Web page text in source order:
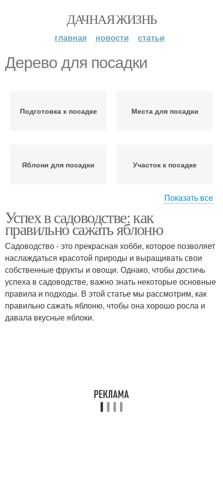
ДАЧНАЯ ЖИЗНЬ
главная новости статьи
Дерево для посадки
Подготовка к посадке Места для посадки
Яблони для посадки Участок к посадке
Сильное дерево Плодовые дерева
Показать все
Успех в садоводстве: как
правильно сажать яблоню
Садоводство - это прекрасная хобби, которое позволяет
наслаждаться красотой природы и выращивать свои
собственные фрукты и овощи. Однако, чтобы достичь
успеха в садоводстве, важно знать некоторые основные
правила и подходы. В этой статье мы рассмотрим, как
правильно сажать яблоню, чтобы она хорошо росла и
давала вкусные яблоки.